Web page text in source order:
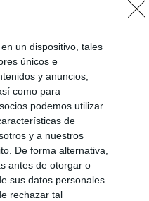
un dispositivo, tales
únicos e
y anuncios,
como para
podemos utilizar
de
y a nuestros
De forma alternativa,
antes de otorgar o
sus datos personales
rechazar tal